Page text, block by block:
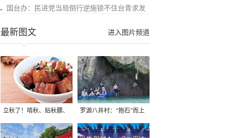
国台办：民进党当局倒行逆施锁不住台青求发
进入图片频道
最新图文
立秋了！啃秋、贴秋膘、
晒秋，福建人这样过才够
罗源八井村：“抱石”而上